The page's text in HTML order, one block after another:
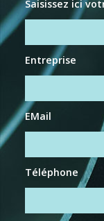
Saisissez ici
Entreprise
EMail
Téléphone